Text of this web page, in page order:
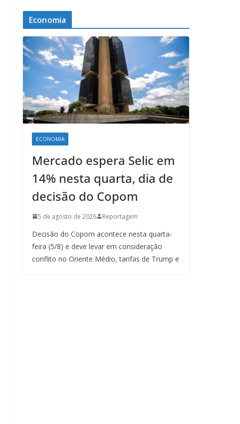
Economia
ECONOMIA
Mercado espera Selic em
14% nesta quarta, dia de
decisão do Copom
5 de agosto de 2026 Reportagem
Decisão do Copom acontece nesta quarta-
feira (5/8) e deve levar em consideração
conflito no Oriente Médio, tarifas de Trump e